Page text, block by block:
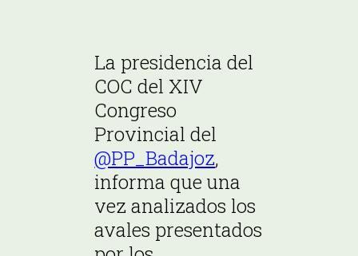
La presidencia del
COC del XIV
Congreso
Provincial del
@PP_Badajoz,
informa que una
vez analizados los
avales presentados